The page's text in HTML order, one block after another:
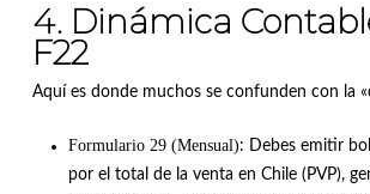
4. Dinámica
F22
Aquí es donde muchos se confunden con la
Formulario 29 (Mensual): Debes emitir
por el total de la venta en Chile (PVP),